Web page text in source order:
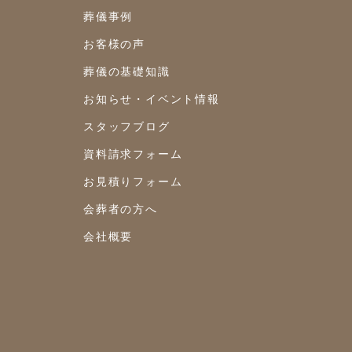
2023年8月
2023年7月
2023年6月
2023年5月
2023年4月
2023年1月
葬儀事例
お客様の声
葬儀の基礎知識
お知らせ・イベント情報
スタッフブログ
資料請求フォーム
お見積りフォーム
会葬者の方へ
会社概要